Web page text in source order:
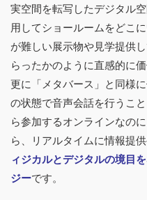
実空間を転写したデジタル
用してショールームをどこ
が難しい展示物や見学提供
らったかのように直感的に
更に「メタバース」と同様
の状態で音声会話を行うこ
ら参加するオンラインなの
ら、リアルタイムに情報提
ィジカルとデジタルの境目
ジーです。